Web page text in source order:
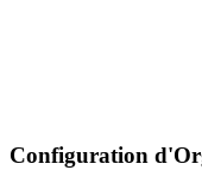
Configuration